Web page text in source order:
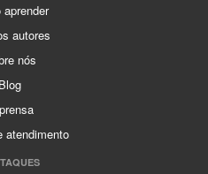
aprender
autores
nós
Blog
atendimento